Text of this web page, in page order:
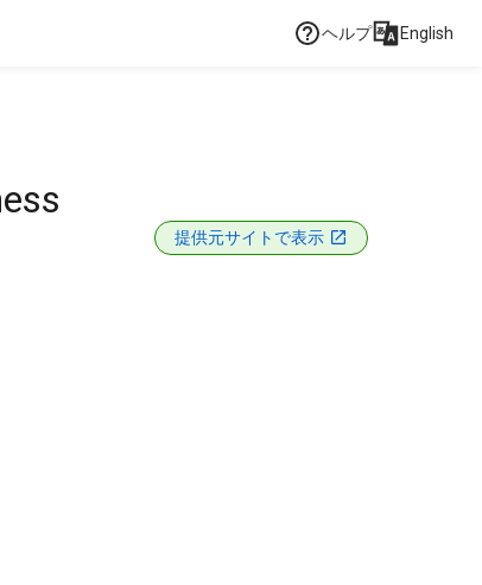
ヘルプ English
提供元サイトで表示